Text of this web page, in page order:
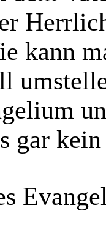
kann
gar kein